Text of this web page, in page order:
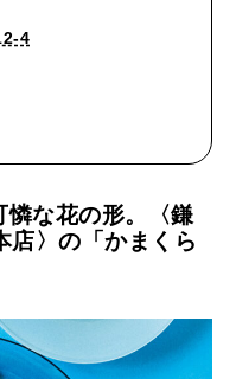
4
な花の形。〈鎌
店〉の「かまくら